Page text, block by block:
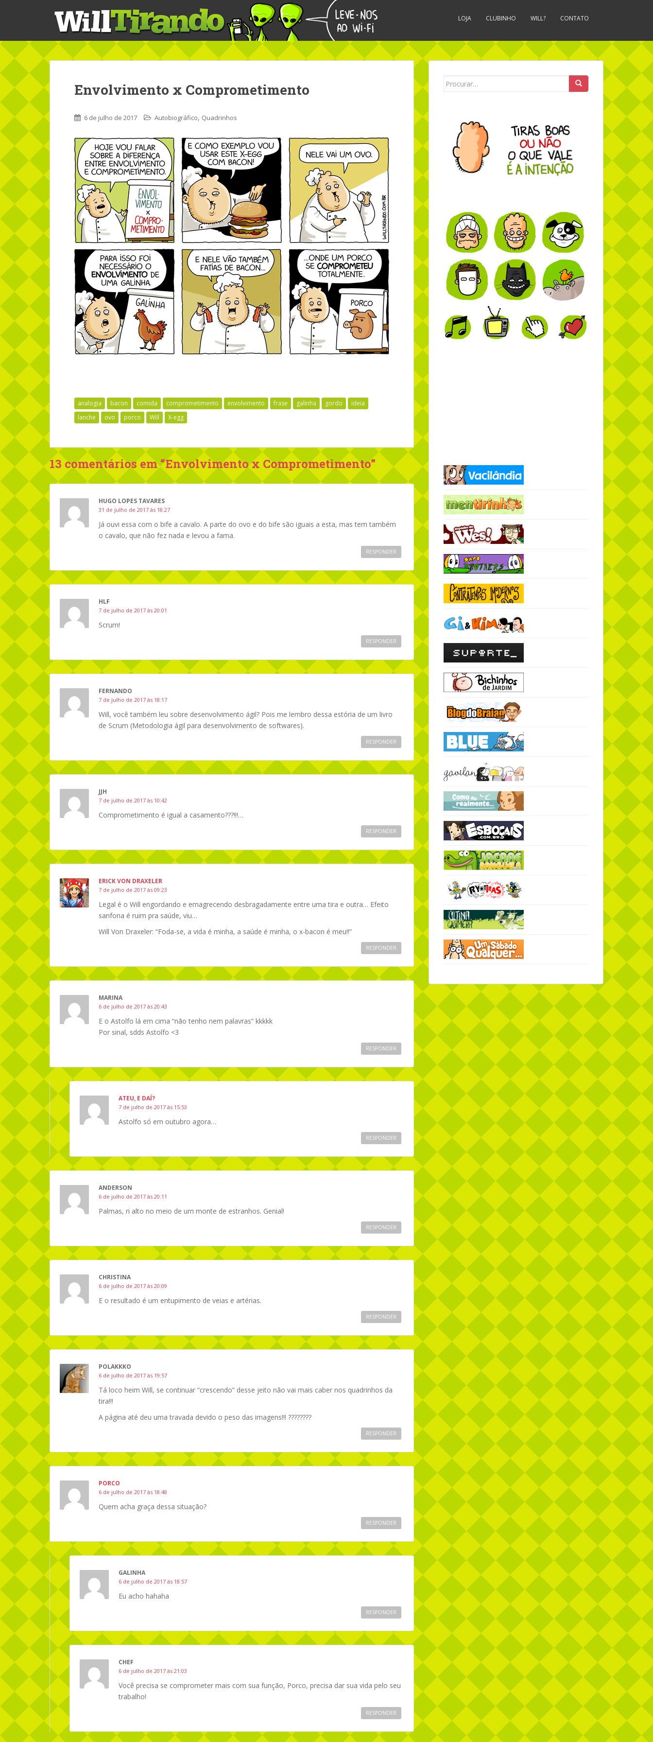
p
m
n
o
e
LOJA CLUBINHO WILL? CONTATO
Envolvimento x Comprometimento
6 de julho de 2017 Autobiográfico, Quadrinhos
analogia bacon comida comprometimento envolvimento frase galinha gordo
ideia
lanche
ovo porco Will X-egg
13 comentários em “Envolvimento x Comprometimento”
HUGO LOPES TAVARES
31 de julho de 2017 às 18:27
Já ouvi essa com o bife a cavalo. A parte do ovo e do bife são iguais a esta, mas tem também
o cavalo, que não fez nada e levou a fama.
RESPONDER
HLF
7 de julho de 2017 às 20:01
Scrum!
RESPONDER
FERNANDO
7 de julho de 2017 às 18:17
Will, você também leu sobre desenvolvimento ágil? Pois me lembro dessa estória de um livro
de Scrum (Metodologia ágil para desenvolvimento de softwares).
RESPONDER
JJH
7 de julho de 2017 às 10:42
Comprometimento é igual a casamento???!!!…
RESPONDER
ERICK VON DRAXELER
7 de julho de 2017 às 09:23
Legal é o Will engordando e emagrecendo desbragadamente entre uma tira e outra… Efeito
sanfona é ruim pra saúde, viu…
Will Von Draxeler: “Foda-se, a vida é minha, a saúde é minha, o x-bacon é meu!!”
RESPONDER
MARINA
6 de julho de 2017 às 20:43
E o Astolfo lá em cima “não tenho nem palavras” kkkkk
Por sinal, sdds Astolfo <3
RESPONDER
ATEU, E DAÍ?
7 de julho de 2017 às 15:53
Astolfo só em outubro agora…
RESPONDER
ANDERSON
6 de julho de 2017 às 20:11
Palmas, ri alto no meio de um monte de estranhos. Genial!
RESPONDER
CHRISTINA
6 de julho de 2017 às 20:09
E o resultado é um entupimento de veias e artérias.
RESPONDER
POLAKKKO
6 de julho de 2017 às 19:57
Tá loco heim Will, se continuar “crescendo” desse jeito não vai mais caber nos quadrinhos da
tira!!!
A página até deu uma travada devido o peso das imagens!!! ????????
RESPONDER
PORCO
6 de julho de 2017 às 18:48
Quem acha graça dessa situação?
RESPONDER
GALINHA
6 de julho de 2017 às 18:57
Eu acho hahaha
RESPONDER
CHEF
6 de julho de 2017 às 21:03
Você precisa se comprometer mais com sua função, Porco, precisa dar sua vida pelo seu
trabalho!
RESPONDER
Search for: